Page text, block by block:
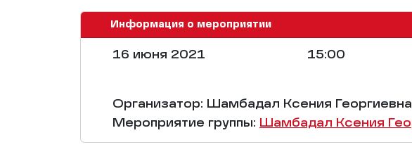
Информация о мероприятии
16 июня 2021 15:00
Организатор: Шамбадал Ксения Георгиевна
Мероприятие группы: Шамбадал Ксения